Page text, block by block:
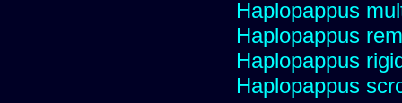
Haplopappus
Haplopappus
Haplopappus
Haplopappus